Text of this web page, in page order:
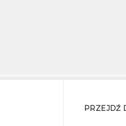
PRZEJDŹ